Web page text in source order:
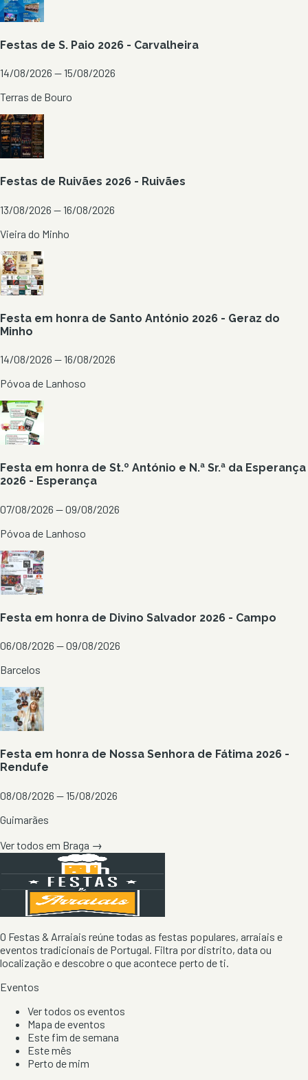
Festas de S. Paio 2026 - Carvalheira
14/08/2026 — 15/08/2026
Terras de Bouro
Festas de Ruivães 2026 - Ruivães
13/08/2026 — 16/08/2026
Vieira do Minho
Festa em honra de Santo António 2026 - Geraz do
Minho
14/08/2026 — 16/08/2026
Póvoa de Lanhoso
Festa em honra de St.º António e N.ª Sr.ª da Esperança
2026 - Esperança
07/08/2026 — 09/08/2026
Póvoa de Lanhoso
Festa em honra de Divino Salvador 2026 - Campo
06/08/2026 — 09/08/2026
Barcelos
Festa em honra de Nossa Senhora de Fátima 2026 -
Rendufe
08/08/2026 — 15/08/2026
Guimarães
Ver todos em Braga →
O Festas & Arraiais reúne todas as festas populares, arraiais e
eventos tradicionais de Portugal. Filtra por distrito, data ou
localização e descobre o que acontece perto de ti.
Eventos
Ver todos os eventos
Mapa de eventos
Este fim de semana
Este mês
Perto de mim